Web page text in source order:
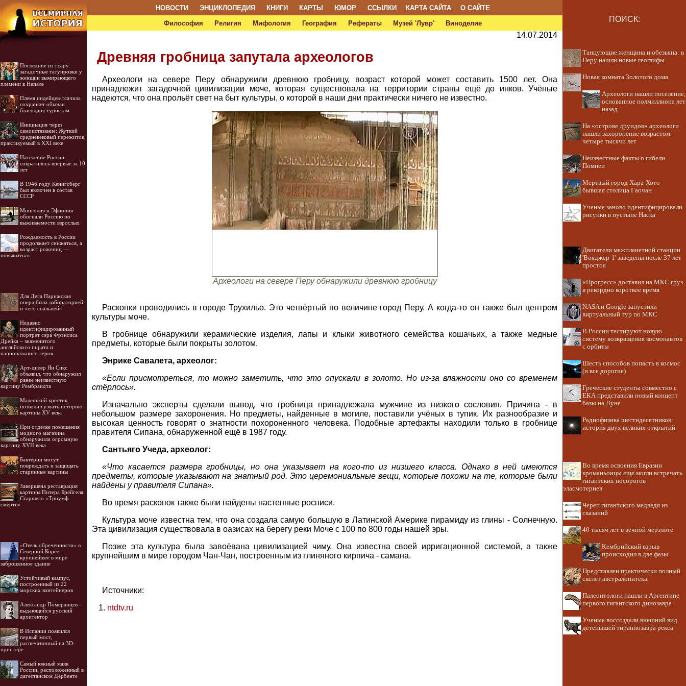
НОВОСТИ ЭНЦИКЛОПЕДИЯ КНИГИ КАРТЫ ЮМОР ССЫЛКИ КАРТА САЙТА
О САЙТЕ
Философия
Религия Мифология География Рефераты Музей 'Лувр' Виноделие ПОИСК:
Последние из тхару:
загадочные татуировки у
женщин вымирающего
племени в Непале
Племя индейцев-тсачила
сохраняет обычаи
благодаря туристам
Инициация через
самоистязание: Жуткий
средневековый пережиток,
практикуемый в XXI веке
Население России
сократилось впервые за 10
лет
В 1946 году Кенигсберг
был включен в состав
СССР
Монголия и Эфиопия
обогнали Россию по
выживаемости взрослых
Рождаемость в России
продолжает снижаться, а
возраст рожениц —
повышаться
Для Дега Парижская
опера была лабораторией
и «его спальней»
Недавно
идентифицированный
портрет сэра Фрэнсиса
Дрейка – знаменитого
английского пирата и
национального героя
Арт-дилер Ян Сикс
объявил, что обнаружил
ранее неизвестную
картину Рембрандта
Маленький крестик
позволил узнать историю
картины XV века
При отделке помещения
модного магазина
обнаружили огромную
картину XVII века
Бактерии могут
повреждать и защищать
старинные картины
Завершена реставрация
картины Питера Брейгеля
Старшего «Триумф
смерти»
«Отель обреченности» в
Северной Корее -
крупнейшее в мире
заброшенное здание
Устойчивый кампус,
построенный из 22
морских контейнеров
Александр Померанцев –
выдающийся русский
архитектор
В Испании появился
первый мост,
распечатанный на 3D-
принтере
Самый южный маяк
России, расположенный в
дагестанском Дербенте
14.07.2014
Древняя гробница запутала археологов
Археологи на севере Перу обнаружили древнюю гробницу, возраст которой может составить 1500 лет. Она
принадлежит загадочной цивилизации моче, которая существовала на территории страны ещё до инков. Учёные
надеются, что она прольёт свет на быт культуры, о которой в наши дни практически ничего не известно.
Археологи на севере Перу обнаружили древнюю гробницу
Раскопки проводились в городе Трухильо. Это четвёртый по величине город Перу. А когда-то он также был центром
культуры моче.
В гробнице обнаружили керамические изделия, лапы и клыки животного семейства кошачьих, а также медные
предметы, которые были покрыты золотом.
Энрике Савалета, археолог:
«Если присмотреться, то можно заметить, что это опускали в золото. Но из-за влажности оно со временем
стёрлось».
Изначально эксперты сделали вывод, что гробница принадлежала мужчине из низкого сословия. Причина - в
небольшом размере захоронения. Но предметы, найденные в могиле, поставили учёных в тупик. Их разнообразие и
высокая ценность говорят о знатности похороненного человека. Подобные артефакты находили только в гробнице
правителя Сипана, обнаруженной ещё в 1987 году.
Сантьяго Учеда, археолог:
«Что касается размера гробницы, но она указывает на кого-то из низшего класса. Однако в ней имеются
предметы, которые указывают на знатный род. Это церемониальные вещи, которые похожи на те, которые были
найдены у правителя Сипана».
Во время раскопок также были найдены настенные росписи.
Культура моче известна тем, что она создала самую большую в Латинской Америке пирамиду из глины - Солнечную.
Эта цивилизация существовала в оазисах на берегу реки Моче с 100 по 800 годы нашей эры.
Позже эта культура была завоёвана цивилизацией чиму. Она известна своей ирригационной системой, а также
крупнейшим в мире городом Чан-Чан, построенным из глиняного кирпича - самана.
Источники:
ntdtv.ru
Танцующие женщина и обезьяна: в
Перу нашли новые геоглифы
Новая комната Золотого дома
Археологи нашли поселение,
основанное полмиллиона лет
назад
На «острове друидов» археологи
нашли захоронение возрастом
четыре тысячи лет
Неизвестные факты о гибели
Помпеи
Мертвый город Хара-Хото -
бывшая столица Гаочан
Ученые заново идентифицировали
рисунки в пустыне Наска
Двигатели межпланетной станции
'Вояджер-1' заведены после 37 лет
простоя
«Прогресс» доставил на МКС груз
в рекордно короткое время
NASA и Google запустили
виртуальный тур по МКС
В России тестируют новую
систему возвращения космонавтов
с орбиты
Шесть способов попасть в космос
(и все дорогие)
Греческие студенты совместно с
ЕКА представили новый концепт
базы на Луне
Радиофизика шестидесятников:
история двух великих открытий
Во время освоения Евразии
кроманьонцы еще могли встречать
гигантских носорогов
эласмотериев
Череп гигантского медведя из
сказаний
40 тысяч лет в вечной мерзлоте
Кембрийский взрыв
происходил в две фазы
Представлен практически полный
скелет австралопитека
Палеонтологи нашли в Аргентине
первого гигантского динозавра
Ученые воссоздали внешний вид
детенышей тираннозавра рекса